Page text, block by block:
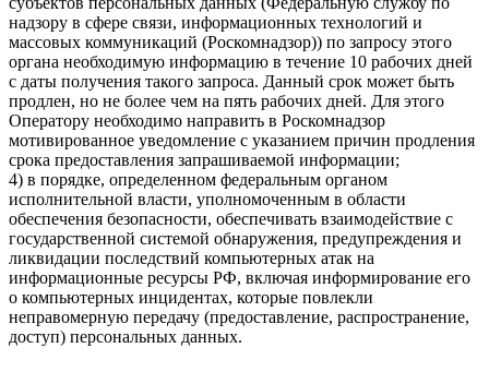
надзору в сфере связи, информационных технологий и
массовых коммуникаций (Роскомнадзор)) по запросу этого
органа необходимую информацию в течение 10 рабочих дней
с даты получения такого запроса. Данный срок может быть
продлен, но не более чем на пять рабочих дней. Для этого
Оператору необходимо направить в Роскомнадзор
мотивированное уведомление с указанием причин продления
срока предоставления запрашиваемой информации;
4) в порядке, определенном федеральным органом
исполнительной власти, уполномоченным в области
обеспечения безопасности, обеспечивать взаимодействие с
государственной системой обнаружения, предупреждения и
ликвидации последствий компьютерных атак на
информационные ресурсы РФ, включая информирование его
о компьютерных инцидентах, которые повлекли
неправомерную передачу (предоставление, распространение,
доступ) персональных данных.